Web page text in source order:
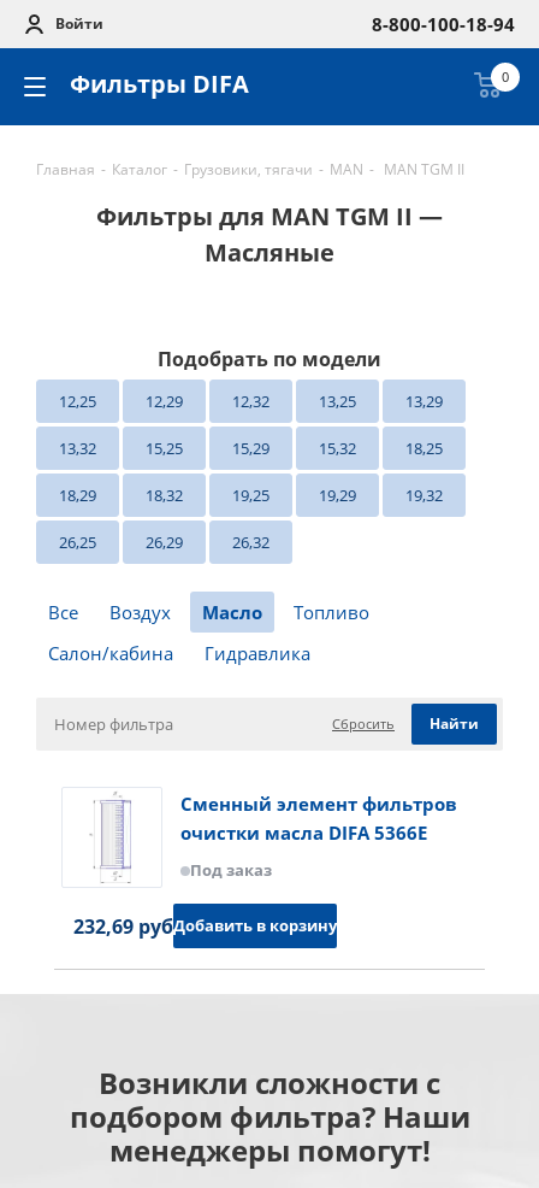
Войти 8-800-100-18-94
Фильтры DIFA 0
Главная - Каталог - Грузовики, тягачи - MAN - MAN TGM II
Фильтры для MAN TGM II —
Масляные
Подобрать по модели
12,25 12,29 12,32 13,25 13,29
13,32 15,25 15,29 15,32 18,25
18,29 18,32 19,25 19,29 19,32
26,25 26,29 26,32
Все Воздух Масло
Топливо
Салон/кабина
Гидравлика
Сбросить
Сменный элемент фильтров
очистки масла DIFA 5366E
Под заказ
232,69 руб.Добавить в корзину
Возникли сложности с
подбором фильтра? Наши
менеджеры помогут!